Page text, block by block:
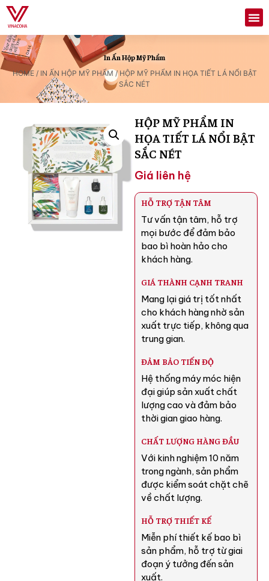
In Ấn Hộp Mỹ Phẩm
HOME/ IN ẤN HỘP MỸ PHẨM / HỘP MỸ PHẨM IN HỌA TIẾT LÁ NỔI BẬT
SẮC NÉT
HỘP MỸ PHẨM IN
HỌA TIẾT LÁ NỔI BẬT
SẮC NÉT
Giá liên hệ
HỖ TRỢ TẬN TÂM
Tư vấn tận tâm, hỗ trợ
mọi bước để đảm bảo
bao bì hoàn hảo cho
khách hàng.
GIÁ THÀNH CẠNH TRANH
Mang lại giá trị tốt nhất
cho khách hàng nhờ sản
xuất trực tiếp, không qua
trung gian.
ĐẢM BẢO TIẾN ĐỘ
Hệ thống máy móc hiện
đại giúp sản xuất chất
lượng cao và đảm bảo
thời gian giao hàng.
CHẤT LƯỢNG HÀNG ĐẦU
Với kinh nghiệm 10 năm
trong ngành, sản phẩm
được kiểm soát chặt chẽ
về chất lượng.
HỖ TRỢ THIẾT KẾ
Miễn phí thiết kế bao bì
sản phẩm, hỗ trợ từ giai
đoạn ý tưởng đến sản
xuất.